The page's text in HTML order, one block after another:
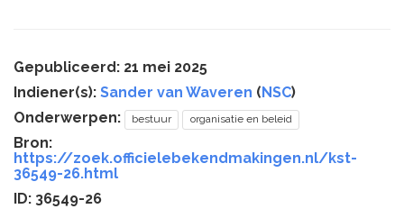
Gepubliceerd: 21 mei 2025
Indiener(s): Sander van Waveren (NSC)
Onderwerpen:
bestuur organisatie en beleid
Bron:
https://zoek.officielebekendmakingen.nl/kst-
36549-26.html
ID: 36549-26